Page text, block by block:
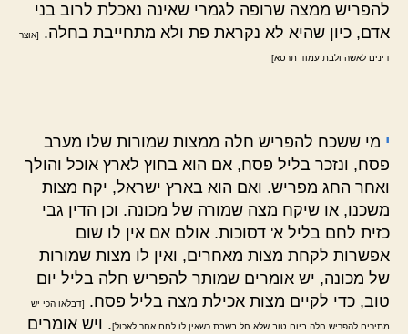
להפריש ממצה שרופה לגמרי שאינה נאכלת לרוב בני
אדם, כיון שהיא לא נקראת פת ולא מתחייבת בחלה.
[אוצר
דינים לאשה ולבת עמוד תרסא]
י מי ששכח להפריש חלה ממצות שמורות שלו מערב
פסח, ונזכר בליל פסח, אם הוא בחוץ לארץ אוכל והולך
ואחר החג מפריש. ואם הוא בארץ ישראל, יקח מצות
משכנו, או שיקח מצה שמורה של מכונה. וכן הדין גבי
כזית לחם בליל א' דסוכות. אולם אם אין לו שום
אפשרות לקחת מצות מאחרים, ואין לו מצות שמורות
של מכונה, יש אומרים שמותר להפריש חלה בליל יום
טוב, כדי לקיים מצות אכילת מצה בליל פסח.
[דבלאו הכי יש
מתירים להפריש חלה ביום טוב שלא חל בשבת כשאין לו לחם אחר לאכול]. ויש אומרים